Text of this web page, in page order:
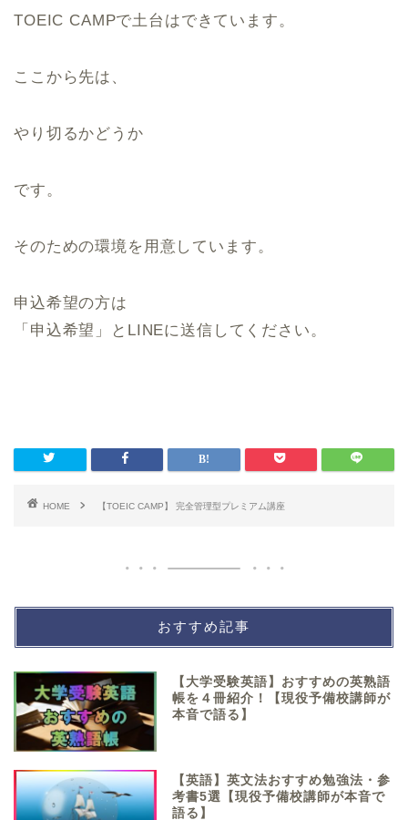
TOEIC CAMPで土台はできています。
ここから先は、
やり切るかどうか
です。
そのための環境を用意しています。
申込希望の方は
「申込希望」とLINEに送信してください。
HOME 【TOEIC CAMP】 完全管理型プレミアム講座
おすすめ記事
【大学受験英語】おすすめの英熟語
帳を４冊紹介！【現役予備校講師が
本音で語る】
【英語】英文法おすすめ勉強法・参
考書5選【現役予備校講師が本音で
語る】